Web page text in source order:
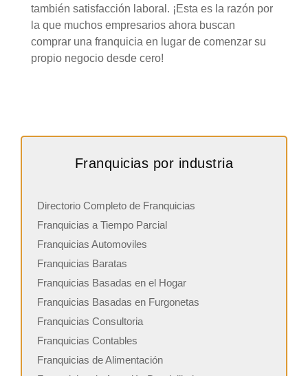
también satisfacción laboral. ¡Esta es la razón por
la que muchos empresarios ahora buscan
comprar una franquicia en lugar de comenzar su
propio negocio desde cero!
Franquicias por industria
Directorio Completo de Franquicias
Franquicias a Tiempo Parcial
Franquicias Automoviles
Franquicias Baratas
Franquicias Basadas en el Hogar
Franquicias Basadas en Furgonetas
Franquicias Consultoria
Franquicias Contables
Franquicias de Alimentación